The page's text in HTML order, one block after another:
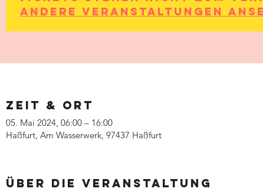
Andere Veranstaltungen
Zeit & Ort
05. Mai 2024, 06:00 – 16:00
Haßfurt, Am Wasserwerk, 97437 Haßfurt
Über die Veranstaltung